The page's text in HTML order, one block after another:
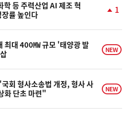
학 등 주력산업 AI 제조 혁
률 높인다
승
1
최대 400㎿ 규모 '태양광 발
NEW
회 형사소송법 개정, 형사 사
화 단초 마련"
NEW